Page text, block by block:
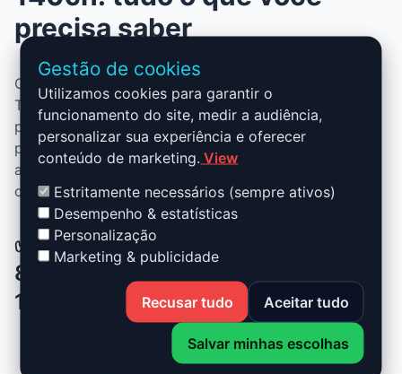
precisa saber
O Stage 1 para Audi A3 - 8P MK1 - 2003 - 2008 2.0
TDI - 140ch combina desempenho, segurança e
praticidade. Sem alterar peças, você ganha mais
potência, mais torque e melhor consumo. Ideal para
aproveitar um motor mais ágil sem comprometer a
confiabilidade.
✅ Vantagens do Stage 1 Audi A3 -
8P MK1 - 2003 - 2008 2.0 TDI -
140ch
Até +30% de potência e +25% de torque
Gestão de cookies
Utilizamos cookies para garantir o
funcionamento do site, medir a audiência,
personalizar sua experiência e oferecer
conteúdo de marketing. View
Estritamente necessários (sempre ativos)
Desempenho & estatísticas
Personalização
Marketing & publicidade
Recusar tudo Aceitar tudo
Salvar minhas escolhas